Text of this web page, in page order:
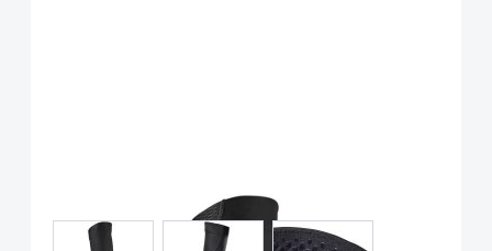
View larger imageView larger imageView larger image